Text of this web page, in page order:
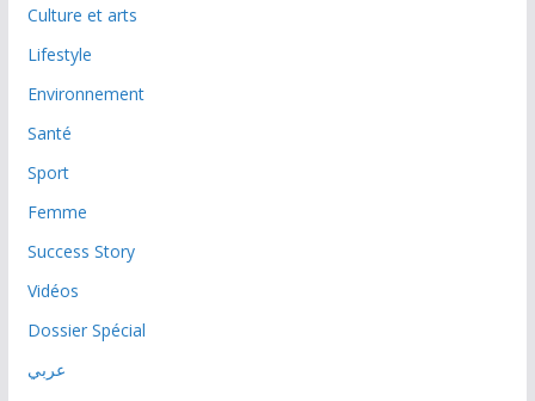
Culture et arts
Lifestyle
Environnement
Santé
Sport
Femme
Success Story
Vidéos
Dossier Spécial
عربي